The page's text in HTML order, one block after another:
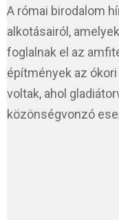
A római birodalom
alkotásairól,
foglalnak el az
építmények az
voltak, ahol
közönségvonzó